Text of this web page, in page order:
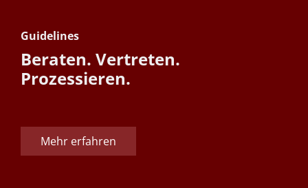
Guidelines
Beraten. Vertreten.
Prozessieren.
Mehr erfahren